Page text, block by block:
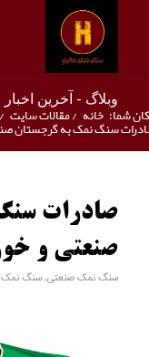
وبلاگ - آخرین اخبار
شما: خانه /مقالات سایت /
سنگ نمک به گرجستان
صادرات
صنعتی و
سنگ نمک صنعتی, سنگ نمک